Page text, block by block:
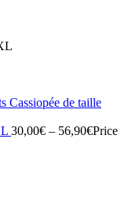
30,00€ – 56,90€Price